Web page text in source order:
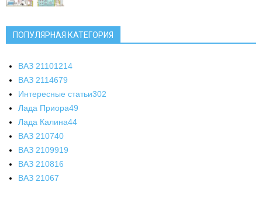
ПОПУЛЯРНАЯ КАТЕГОРИЯ
ВАЗ 21101214
ВАЗ 2114679
Интересные статьи302
Лада Приора49
Лада Калина44
ВАЗ 210740
ВАЗ 2109919
ВАЗ 210816
ВАЗ 21067